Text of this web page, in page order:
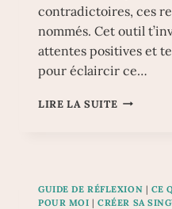
contradictoires, ces
nommés. Cet outil
attentes positives et
pour éclaircir ce…
LIRE LA SUITE OUTIL
GUIDE DE RÉFLEXION | CE
POUR MOI |CRÉER SA